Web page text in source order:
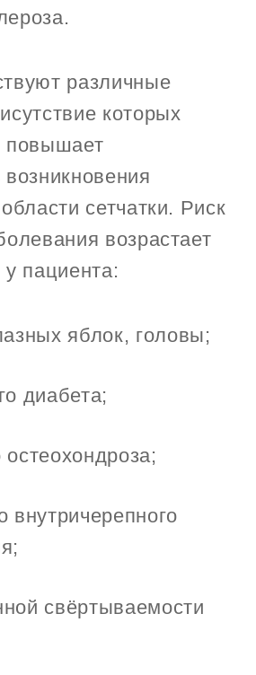
различные
которых
повышает
возникновения
сетчатки. Риск
возрастает
пациента:
яблок, головы;
диабета;
внутричерепного
свёртываемости